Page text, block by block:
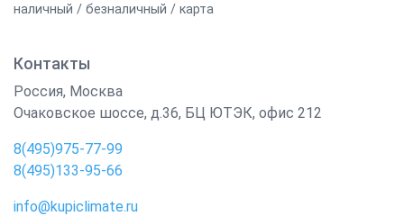
наличный / безналичный / карта
Контакты
Россия, Москва
Очаковское шоссе, д.36, БЦ ЮТЭК, офис 212
8(495)975-77-99
8(495)133-95-66
info@kupiclimate.ru